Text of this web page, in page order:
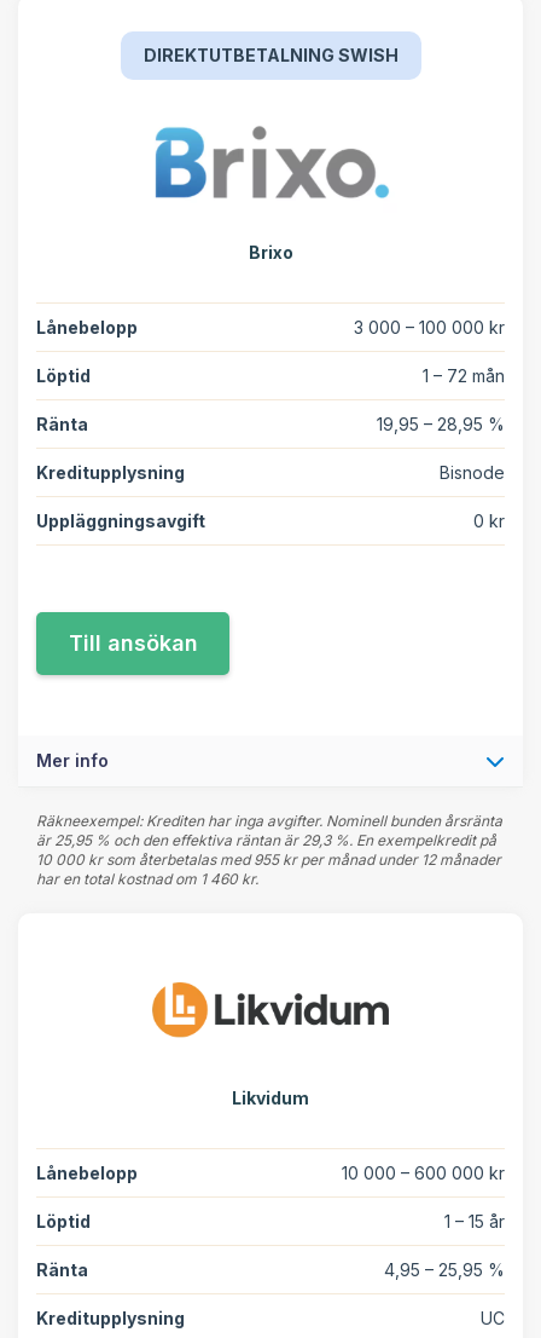
DIREKTUTBETALNING SWISH
Brixo
Lånebelopp 3 000 – 100 000 kr
Löptid 1 – 72 mån
Ränta 19,95 – 28,95 %
Kreditupplysning Bisnode
Uppläggningsavgift 0 kr
Mer info
Räkneexempel: Krediten har inga avgifter. Nominell bunden årsränta
är 25,95 % och den effektiva räntan är 29,3 %. En exempelkredit på
10 000 kr som återbetalas med 955 kr per månad under 12 månader
har en total kostnad om 1 460 kr.
Likvidum
Lånebelopp 10 000 – 600 000 kr
Löptid 1 – 15 år
Ränta 4,95 – 25,95 %
Kreditupplysning UC